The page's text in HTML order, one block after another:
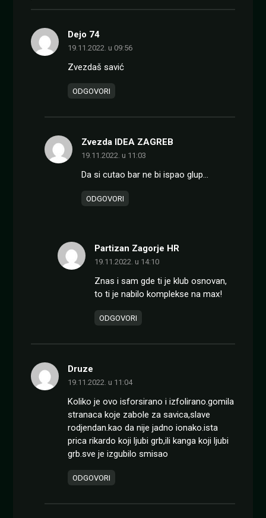
Dejo 74
19.11.2022. u 09:56
Zvezdaš savić
ODGOVORI
Zvezda IDEA ZAGREB
19.11.2022. u 11:03
Da si cutao bar ne bi ispao glup…
ODGOVORI
Partizan Zagorje HR
19.11.2022. u 14:10
Znas i sam gde ti je klub osnovan,
to ti je nabilo komplekse na max!
ODGOVORI
Druze
19.11.2022. u 11:04
Koliko je ovo isforsirano i izfolirano.gomila
stranaca koje zabole za savica,slave
rodjendan.kao da nije jadno ionako.ista
prica rikardo koji ljubi grb,ili kanga koji ljubi
grb.sve je izgubilo smisao
ODGOVORI